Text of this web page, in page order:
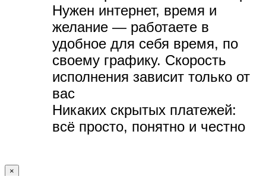
Нужен интернет, время и
желание — работаете в
удобное для себя время, по
своему графику. Скорость
исполнения зависит только от
вас
Никаких скрытых платежей:
всё просто, понятно и честно
×